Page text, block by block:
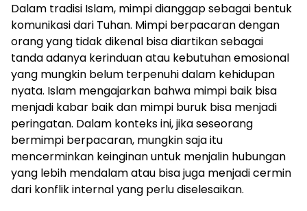
Dalam tradisi Islam, mimpi dianggap sebagai bentuk
komunikasi dari Tuhan. Mimpi berpacaran dengan
orang yang tidak dikenal bisa diartikan sebagai
tanda adanya kerinduan atau kebutuhan emosional
yang mungkin belum terpenuhi dalam kehidupan
nyata. Islam mengajarkan bahwa mimpi baik bisa
menjadi kabar baik dan mimpi buruk bisa menjadi
peringatan. Dalam konteks ini, jika seseorang
bermimpi berpacaran, mungkin saja itu
mencerminkan keinginan untuk menjalin hubungan
yang lebih mendalam atau bisa juga menjadi cermin
dari konflik internal yang perlu diselesaikan.